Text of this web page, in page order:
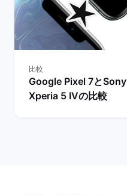
比較
Google Pixel 7とSony
Xperia 5 IVの比較